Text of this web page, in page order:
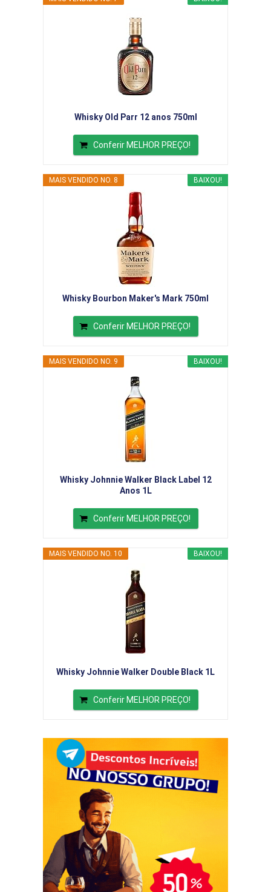
Whisky Old Parr 12 anos 750ml
Conferir MELHOR PREÇO!
BAIXOU!
MAIS VENDIDO NO. 8
Whisky Bourbon Maker's Mark 750ml
Conferir MELHOR PREÇO!
BAIXOU!
MAIS VENDIDO NO. 9
Whisky Johnnie Walker Black Label 12
Anos 1L
Conferir MELHOR PREÇO!
BAIXOU!
MAIS VENDIDO NO. 10
Whisky Johnnie Walker Double Black 1L
Conferir MELHOR PREÇO!